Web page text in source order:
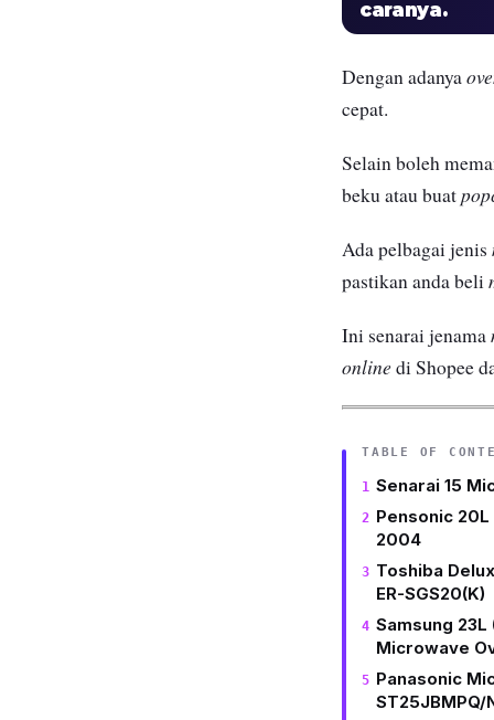
caranya.
Dengan adanya
cepat.
Selain boleh
beku atau buat
Ada pelbagai jenis
pastikan anda beli
Ini senarai jenama
online di Shopee
TABLE OF
Senarai 15
Pensonic
2004
Toshiba
ER-SGS20(K)
Samsung 23L
Microwave
Panasonic
ST25JBMPQ/